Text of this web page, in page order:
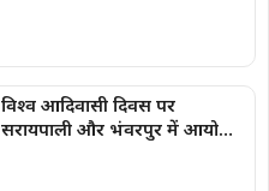
विश्व आदिवासी दिवस पर
सरायपाली और भंवरपुर में आयोजित